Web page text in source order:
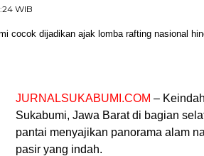
WIB
JURNALSUKABUMI.COM –
Sukabumi, Jawa Barat di bagian
pantai menyajikan panorama alam
pasir yang indah.